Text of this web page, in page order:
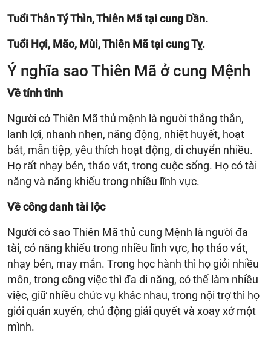
Tuổi Thân Tý Thìn, Thiên Mã tại cung Dần.
Tuổi Hợi, Mão, Mùi, Thiên Mã tại cung Tỵ.
Ý nghĩa sao Thiên Mã ở cung Mệnh
Về tính tình
Người có Thiên Mã thủ mệnh là người thẳng thắn,
lanh lợi, nhanh nhẹn, năng động, nhiệt huyết, hoạt
bát, mẫn tiệp, yêu thích hoạt động, di chuyển nhiều.
Họ rất nhạy bén, tháo vát, trong cuộc sống. Họ có tài
năng và năng khiếu trong nhiều lĩnh vực.
Về công danh tài lộc
Người có sao Thiên Mã thủ cung Mệnh là người đa
tài, có năng khiếu trong nhiều lĩnh vực, họ tháo vát,
nhạy bén, may mắn. Trong học hành thì họ giỏi nhiều
môn, trong công việc thì đa di năng, có thể làm nhiều
việc, giữ nhiều chức vụ khác nhau, trong nội trợ thì họ
giỏi quán xuyến, chủ động giải quyết và xoay xở một
mình.